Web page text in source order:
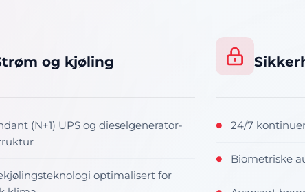
og kjøling
(N+1) UPS og dieselgenerator-
optimalisert for
● 24/7
● Biometriske